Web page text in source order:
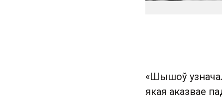
«Шышоў
якая аказвае